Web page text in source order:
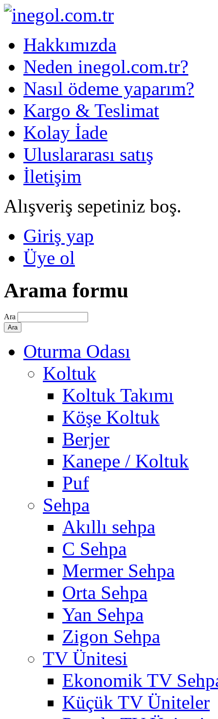
Hakkımızda
Neden inegol.com.tr?
Nasıl ödeme yaparım?
Kargo & Teslimat
Kolay İade
Uluslararası satış
İletişim
Alışveriş sepetiniz boş.
Giriş yap
Üye ol
Arama formu
Ara
Oturma Odası
Koltuk
Koltuk Takımı
Köşe Koltuk
Berjer
Kanepe / Koltuk
Puf
Sehpa
Akıllı sehpa
C Sehpa
Mermer Sehpa
Orta Sehpa
Yan Sehpa
Zigon Sehpa
TV Ünitesi
Ekonomik TV
Küçük TV Üniteler